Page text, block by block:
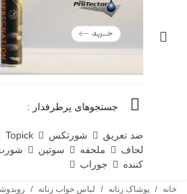
جستجوهای پرطرفدار :
ضد تعریق شورتکس Topick
لحاف
ملحفه سوتین شورت
کننده
جوراب
خانه / پوشاک زنانه / لباس خواب زنانه /